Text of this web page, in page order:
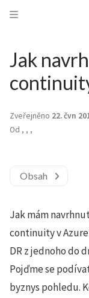
Jak
Zveřejněno 22. čvn
Od , , ,
Obsah
Jak mám
continuity v
DR z jednoho do
Pojďme se
byznys pohledu.